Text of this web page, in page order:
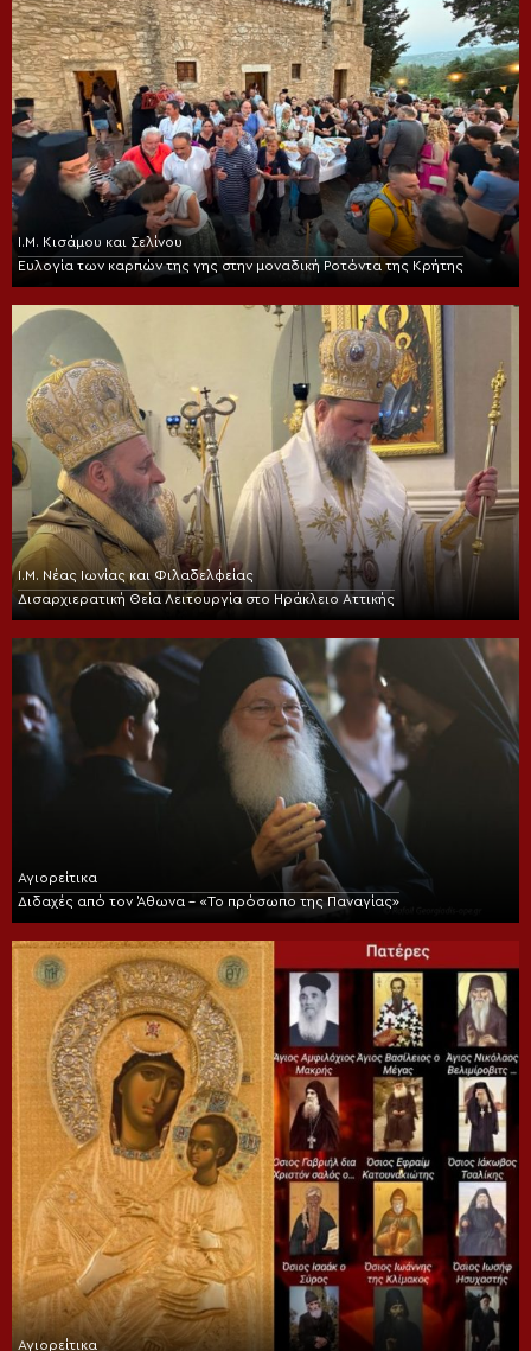
Ι.Μ. Κισάμου και Σελίνου
Ευλογία των καρπών της γης στην μοναδική Ροτόντα της Κρήτης
Ι.Μ. Νέας Ιωνίας και Φιλαδελφείας
Δισαρχιερατική Θεία Λειτουργία στο Ηράκλειο Αττικής
Αγιορείτικα
Διδαχές από τον Άθωνα – «Το πρόσωπο της Παναγίας»
Αγιορείτικα